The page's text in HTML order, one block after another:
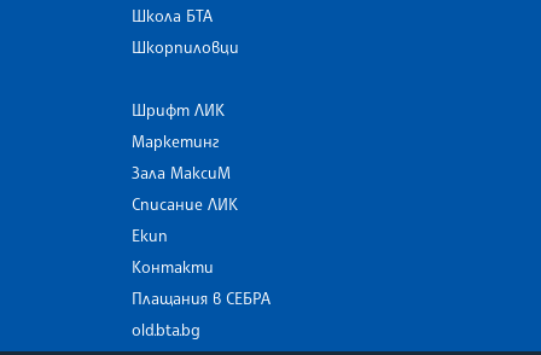
Школа БТА
Шкорпиловци
Шрифт ЛИК
Маркетинг
Зала МаксиМ
Списание ЛИК
Екип
Контакти
Плащания в СЕБРА
old.bta.bg